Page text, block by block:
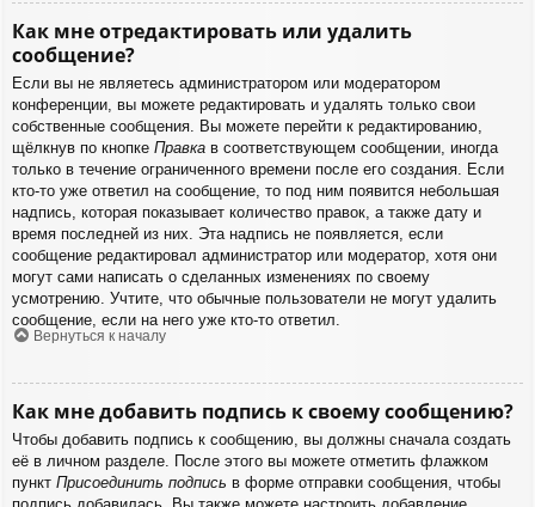
Как мне отредактировать или удалить
сообщение?
Если вы не являетесь администратором или модератором
конференции, вы можете редактировать и удалять только свои
собственные сообщения. Вы можете перейти к редактированию,
щёлкнув по кнопке Правка в соответствующем сообщении, иногда
только в течение ограниченного времени после его создания. Если
кто-то уже ответил на сообщение, то под ним появится небольшая
надпись, которая показывает количество правок, а также дату и
время последней из них. Эта надпись не появляется, если
сообщение редактировал администратор или модератор, хотя они
могут сами написать о сделанных изменениях по своему
усмотрению. Учтите, что обычные пользователи не могут удалить
сообщение, если на него уже кто-то ответил.
Вернуться к началу
Как мне добавить подпись к своему сообщению?
Чтобы добавить подпись к сообщению, вы должны сначала создать
её в личном разделе. После этого вы можете отметить флажком
пункт Присоединить подпись в форме отправки сообщения, чтобы